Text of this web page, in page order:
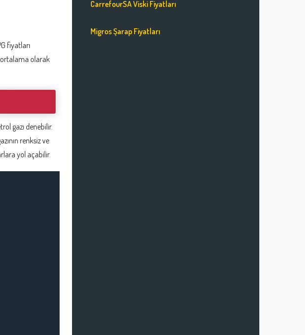
fiyatları
ortalama olarak
gazı denebilir.
renksiz ve
yol açabilir.
CarrefourSA Viski Fiyatları
Migros Şarap Fiyatları